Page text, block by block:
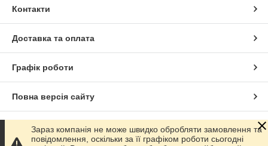
Контакти
Доставка та оплата
Графік роботи
Повна версія сайту
Сайт створено на маркетплейсі Prom.ua
Зараз компанія не може швидко обробляти замовлення та
повідомлення, оскільки за її графіком роботи сьогодні